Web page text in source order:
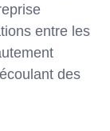
entre les
des